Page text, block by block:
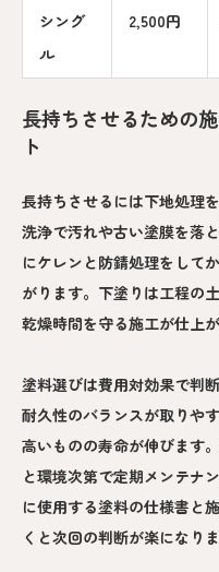
シング
ル
2,500円
長持ちさせるための
ト
長持ちさせるには下地処理
洗浄で汚れや古い塗膜を落
にケレンと防錆処理をして
がります。下塗りは工程の
乾燥時間を守る施工が仕上
塗料選びは費用対効果で判
耐久性のバランスが取りや
高いものの寿命が伸びます
と環境次第で定期メンテナ
に使用する塗料の仕様書と
くと次回の判断が楽になりま